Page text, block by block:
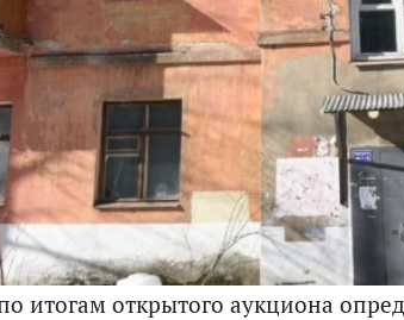
итогам открытого аукциона